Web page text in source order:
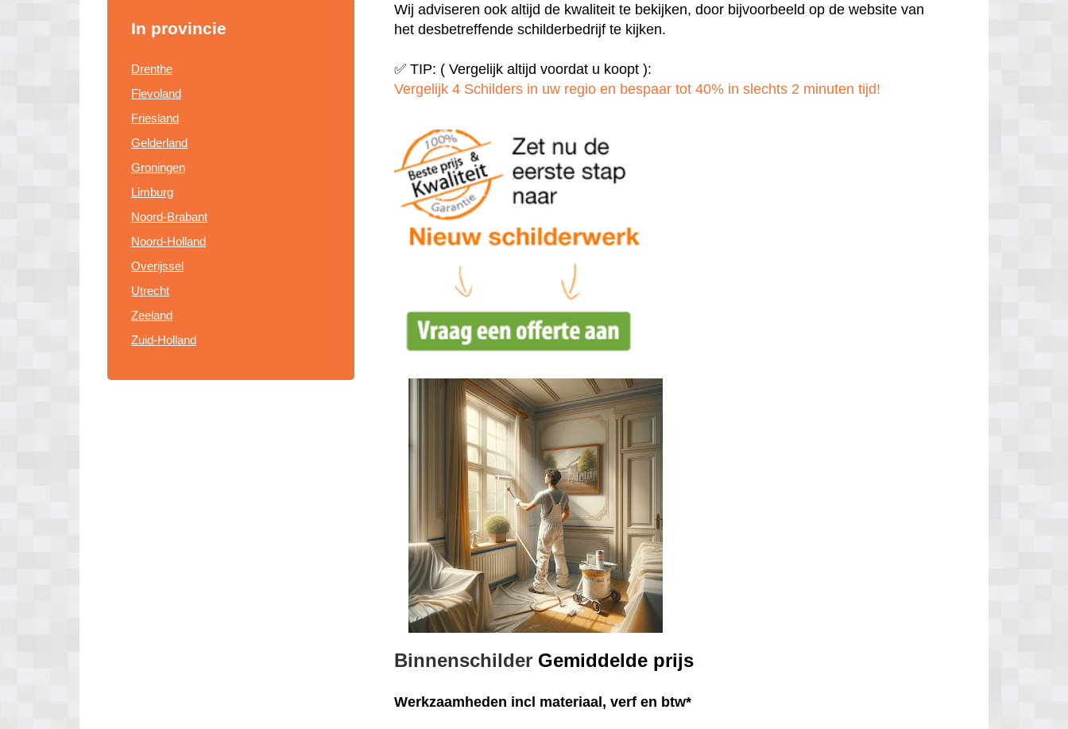
In provincie
Drenthe
Flevoland
Friesland
Gelderland
Groningen
Limburg
Noord-Brabant
Noord-Holland
Overijssel
Utrecht
Zeeland
Zuid-Holland
Wij adviseren ook altijd de kwaliteit te bekijken, door bijvoorbeeld op de website van
het desbetreffende schilderbedrijf te kijken.
✅ TIP: ( Vergelijk altijd voordat u koopt ):
Vergelijk 4 Schilders in uw regio en bespaar tot 40% in slechts 2 minuten tijd!
Binnenschilder Gemiddelde prijs
Werkzaamheden incl materiaal, verf en btw*